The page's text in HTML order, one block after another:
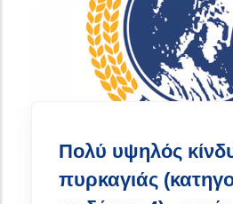
κινητοποίησης
για αύριο Πέμπτη 6
Αυγούστου 2026